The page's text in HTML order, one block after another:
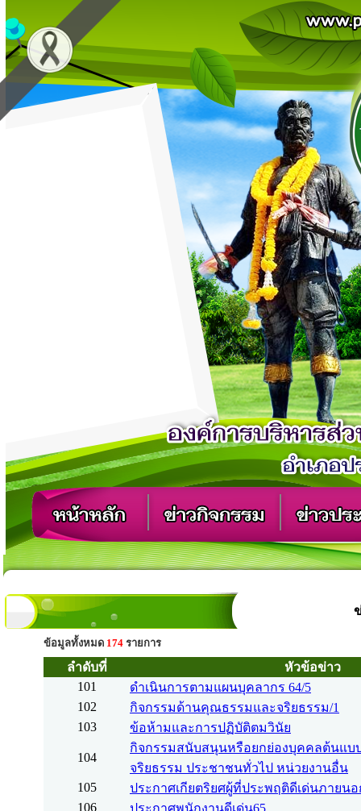
ข้อมูลทั้งหมด 174 รายการ
ลำดับที่
หัวข้อข่าว
101
ดำเนินการตามแผนบุคลากร 64/5
102
กิจกรรมด้านคุณธรรมและจริยธรรม/1
103
ข้อห้ามและการปฏิบัติตมวินัย
104
กิจกรรมสนับสนุนหรือยกย่องบุคคลต้นแ
จริยธรรม ประชาชนทั่วไป หน่วยงานอื่น
105
ประกาศเกียตริยศผู้ที่ประพฤติดีเด่นภายน
106
ประกาศพนักงานดีเด่น65